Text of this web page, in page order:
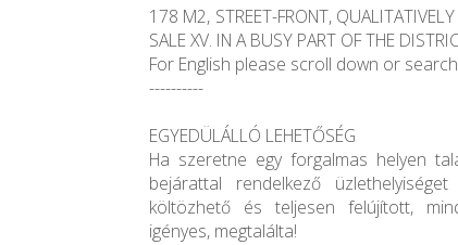
178 M2, STREET-FRONT,
SALE XV. IN A BUSY PART OF THE
For English please scroll down or
----------
EGYEDÜLÁLLÓ LEHETŐSÉG
Ha szeretne egy forgalmas helyen
bejárattal rendelkező
költözhető és teljesen felújított,
igényes, megtalálta!